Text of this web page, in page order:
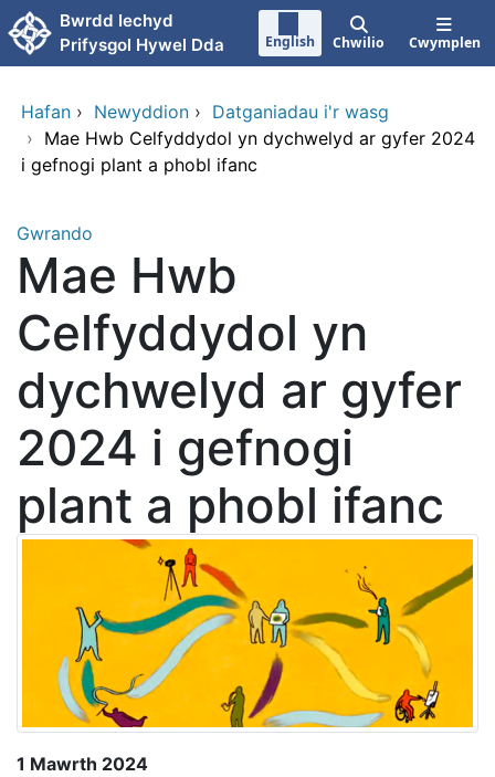
Neidio i'r prif gynnwy
Bwrdd Iechyd
Prifysgol Hywel Dda
English Chwilio Cwymplen
Hafan › Newyddion › Datganiadau i'r wasg
› Mae Hwb Celfyddydol yn dychwelyd ar gyfer 2024
i gefnogi plant a phobl ifanc
Gwrando
Mae Hwb
Celfyddydol yn
dychwelyd ar gyfer
2024 i gefnogi
plant a phobl ifanc
1 Mawrth 2024